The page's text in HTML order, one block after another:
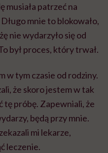
musiała patrzeć na
mnie to blokowało,
nie wydarzyło się od
był proces, który trwał.
w tym czasie od rodziny.
że skoro jestem w tak
tę próbę. Zapewniali, że
będą przy mnie.
mi lekarze,
leczenie.